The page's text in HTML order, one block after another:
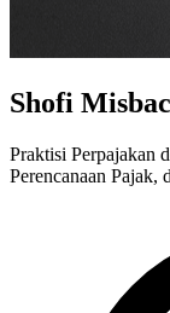
Shofi
Praktisi Perpajakan
Perencanaan Pajak,